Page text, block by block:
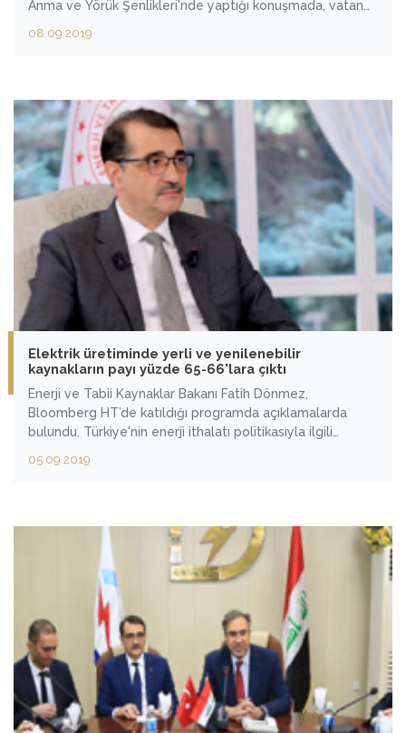
Anma ve Yörük Şenlikleri'nde yaptığı konuşmada, vatan
yiğitliği ve anaların duasının olduğunu söyledi.
08.09.2019
Elektrik üretiminde yerli ve yenilenebilir
kaynakların payı yüzde 65-66'lara çıktı
Enerji ve Tabii Kaynaklar Bakanı Fatih Dönmez,
Bloomberg HT’de katıldığı programda açıklamalarda
bulundu. Türkiye'nin enerji ithalatı politikasıyla ilgili
ciddi oranda azaldığını söyledi.
05.09.2019